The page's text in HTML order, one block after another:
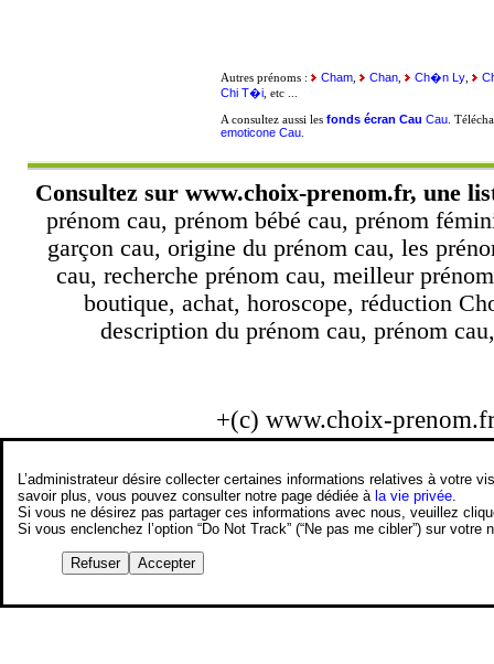
Autres prénoms : Cham, Chan, Ch�n Ly,
Chi T�i, etc ...
A consultez aussi les fonds écran Cau Cau.
emoticone Cau.
Consultez sur www.choix-prenom.fr, une
prénom cau, prénom bébé cau, prénom
garçon cau, origine du prénom cau, les
cau, recherche prénom cau, meilleur
boutique, achat, horoscope, réduction
description du prénom cau, prénom
+(c) www.choix-
L’administrateur désire collecter certaines informations relatives à votre
savoir plus, vous pouvez consulter notre page dédiée àla vie privée
Si vous ne désirez pas partager ces informations avec nous, veuillez
Si vous enclenchez l’option “Do Not Track” (“Ne pas me cibler”) sur
Refuser Accepter